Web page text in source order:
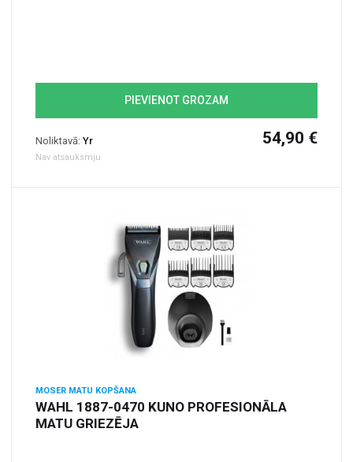
PIEVIENOT GROZAM
Noliktavā: Yr
Nav atsauksmju
54,90 €
MOSER MATU KOPŠANA
WAHL 1887-0470 KUNO PROFESIONĀLA
MATU GRIEZĒJA